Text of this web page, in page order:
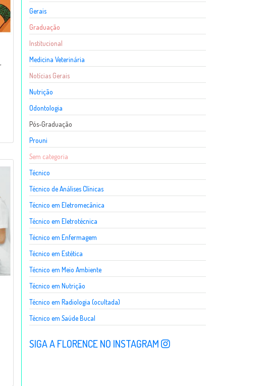
Gerais
Graduação
Institucional
Medicina Veterinária
Notícias Gerais
Nutrição
Odontologia
Pós-Graduação
Prouni
Sem categoria
Técnico
Técnico de Análises Clínicas
Técnico em Eletromecânica
Técnico em Eletrotécnica
Técnico em Enfermagem
Técnico em Estética
Técnico em Meio Ambiente
Técnico em Nutrição
Técnico em Radiologia (ocultada)
Técnico em Saúde Bucal
SIGA A FLORENCE NO INSTAGRAM